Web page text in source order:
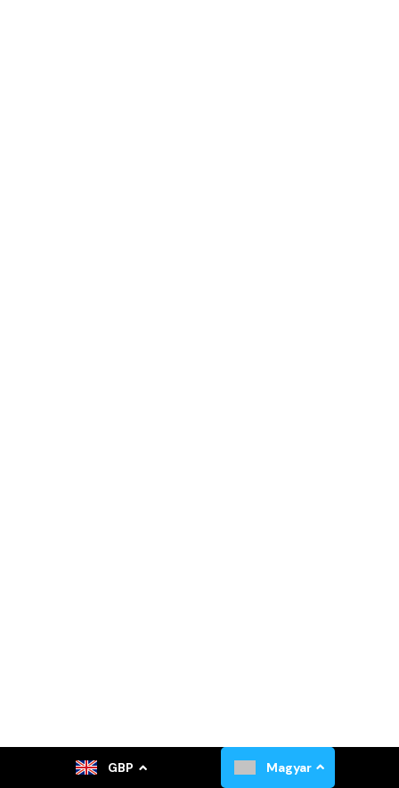
GBP Magyar